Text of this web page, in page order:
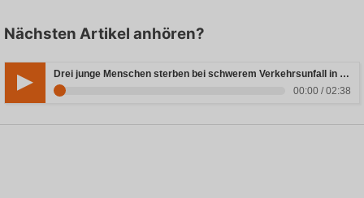
Nächsten Artikel anhören?
Drei junge Menschen sterben bei schwerem Verkehrsunfall in Rheinland-Pfalz
00:00 / 02:38